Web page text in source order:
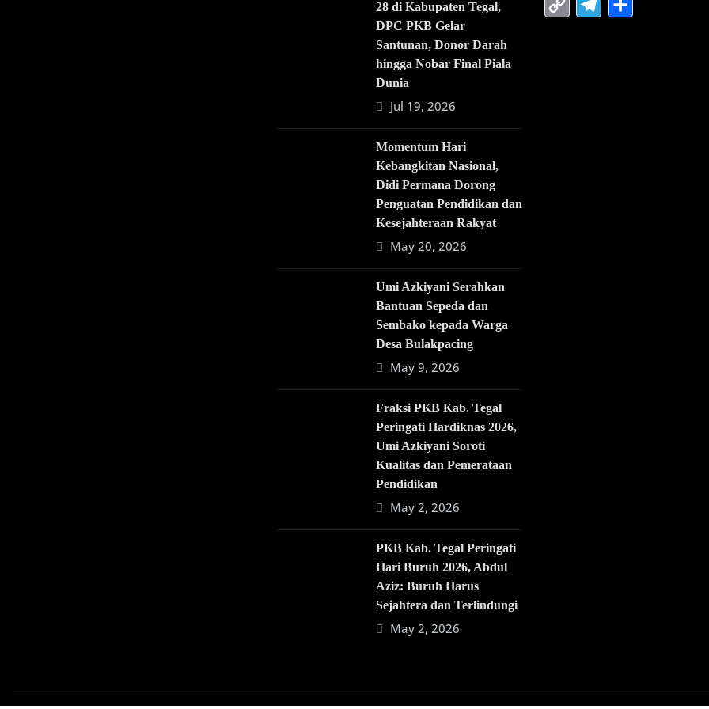
28 di Kabupaten Tegal,
DPC PKB Gelar
Santunan, Donor Darah
hingga Nobar Final Piala
Dunia
Jul 19, 2026
Momentum Hari
Kebangkitan Nasional,
Didi Permana Dorong
Penguatan Pendidikan dan
Kesejahteraan Rakyat
May 20, 2026
Umi Azkiyani Serahkan
Bantuan Sepeda dan
Sembako kepada Warga
Desa Bulakpacing
May 9, 2026
Fraksi PKB Kab. Tegal
Peringati Hardiknas 2026,
Umi Azkiyani Soroti
Kualitas dan Pemerataan
Pendidikan
May 2, 2026
PKB Kab. Tegal Peringati
Hari Buruh 2026, Abdul
Aziz: Buruh Harus
Sejahtera dan Terlindungi
May 2, 2026